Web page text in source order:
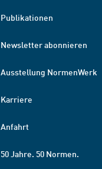
Publikationen
Newsletter abonnieren
Ausstellung NormenWerk
Karriere
Anfahrt
50 Jahre. 50 Normen.